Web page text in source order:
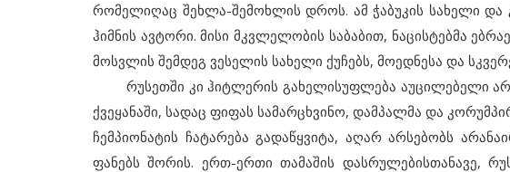
რომელიღაც შეხლა-შემოხლის დროს. ამ ჭაბუკის სახელი და
ჰიმნის ავტორი. მისი მკვლელობის საბაბით, ნაცისტებმა
მოსვლის შემდეგ ვესელის სახელი ქუჩებს, მოედნესა და
რუსეთში კი ჰიტლერის გახელისუფლება აუცილებელი არც
ქვეყანაში, სადაც ფიფას სამარცხვინო, დამპალმა და
ჩემპიონატის ჩატარება გადაწყვიტა, აღარ არსებობს
ფანებს შორის. ერთ-ერთი თამაშის დასრულებისთანავე,